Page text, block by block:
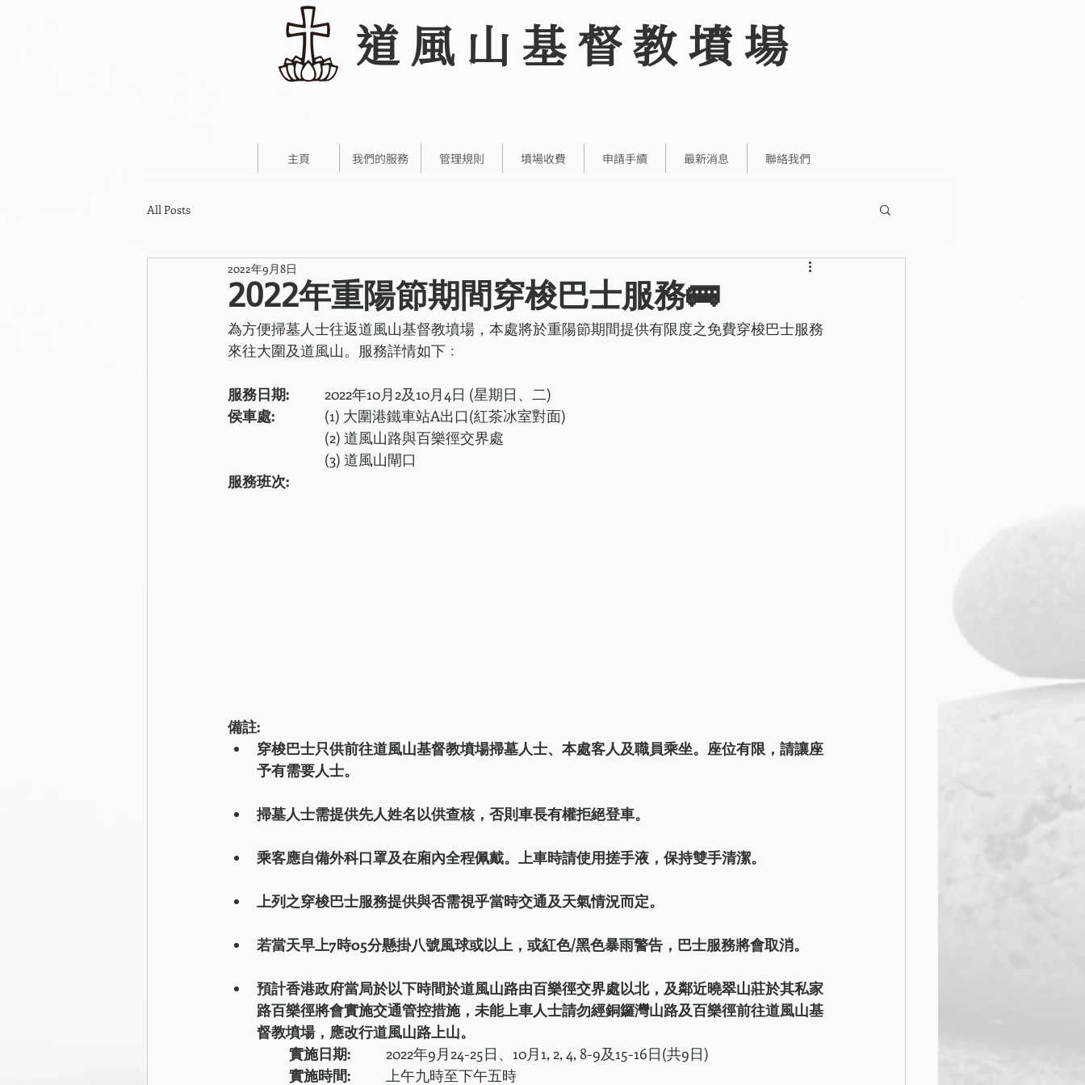
道風山基督教墳場
主頁 我們的服務 管理規則 墳場收費 申請手續 最新消息 聯絡我們
All Posts
2022年重陽節期間穿梭巴士服務🚌
2022年9月8日
為方便掃墓人士往返道風山基督教墳場，本處將於重陽節期間提供有限度之免費穿梭巴士服務
來往大圍及道風山。服務詳情如下﹕
服務日期:
		2022年10月2及10月4日 (星期日、二)
侯車處:
		(1) 大圍港鐵車站A出口(紅茶冰室對面)
			(2) 道風山路與百樂徑交界處
			(3) 道風山閘口
備註:
穿梭巴士只供前往道風山基督教墳場掃墓人士、本處客人及職員乘坐。座位有限，請讓座
予有需要人士。
掃墓人士需提供先人姓名以供查核，否則車長有權拒絕登車。
乘客應自備外科口罩及在廂內全程佩戴。上車時請使用搓手液，保持雙手清潔。
上列之穿梭巴士服務提供與否需視乎當時交通及天氣情況而定。
若當天早上7時05分懸掛八號風球或以上，或紅色/黑色暴雨警告，巴士服務將會取消。
預計香港政府當局於以下時間於道風山路由百樂徑交界處以北，及鄰近曉翠山莊於其私家
路百樂徑將會實施交通管控措施，未能上車人士請勿經銅鑼灣山路及百樂徑前往道風山基
督教墳場，應改行道風山路上山。
	實施日期:
		2022年9月24-25日、10月1, 2, 4, 8-9及15-16日(共9日)
實施時間:
		上午九時至下午五時